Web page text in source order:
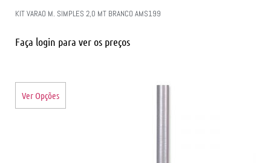
KIT VARAO M. SIMPLES 2,0 MT BRANCO AMS199
Faça login para ver os preços
Ver Opções